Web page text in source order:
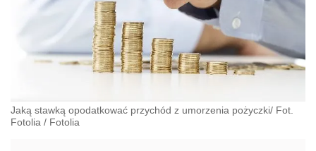
Jaką stawką opodatkować przychód z umorzenia pożyczki/ Fot.
Fotolia / Fotolia